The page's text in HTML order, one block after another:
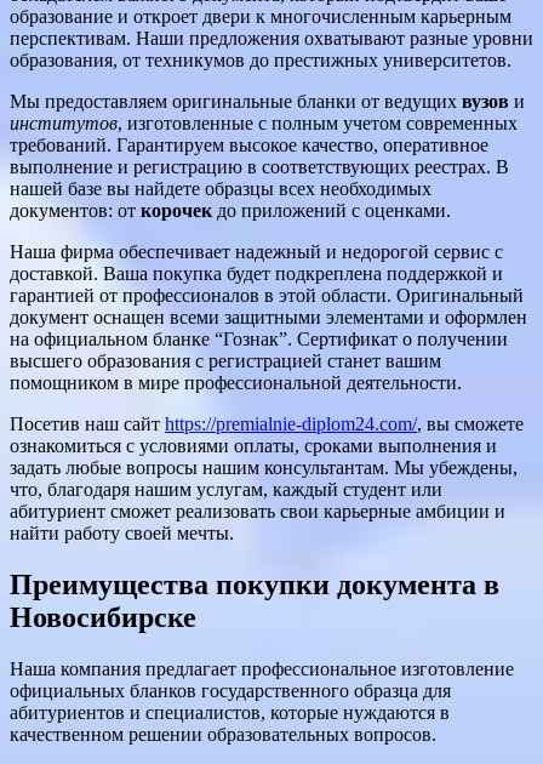
образование и откроет двери к многочисленным карьерным
перспективам. Наши предложения охватывают разные уровни
образования, от техникумов до престижных университетов.
Мы предоставляем оригинальные бланки от ведущих вузов и
институтов, изготовленные с полным учетом современных
требований. Гарантируем высокое качество, оперативное
выполнение и регистрацию в соответствующих реестрах. В
нашей базе вы найдете образцы всех необходимых
документов: от корочекдо приложений с оценками.
Наша фирма обеспечивает надежный и недорогой сервис с
доставкой. Ваша покупка будет подкреплена поддержкой и
гарантией от профессионалов в этой области. Оригинальный
документ оснащен всеми защитными элементами и оформлен
на официальном бланке “Гознак”. Сертификат о получении
высшего образования с регистрацией станет вашим
помощником в мире профессиональной деятельности.
Посетив наш сайт https://premialnie-diplom24.com/, вы сможете
ознакомиться с условиями оплаты, сроками выполнения и
задать любые вопросы нашим консультантам. Мы убеждены,
что, благодаря нашим услугам, каждый студент или
абитуриент сможет реализовать свои карьерные амбиции и
найти работу своей мечты.
Преимущества покупки документа в
Новосибирске
Наша компания предлагает профессиональное изготовление
официальных бланков государственного образца для
абитуриентов и специалистов, которые нуждаются в
качественном решении образовательных вопросов.